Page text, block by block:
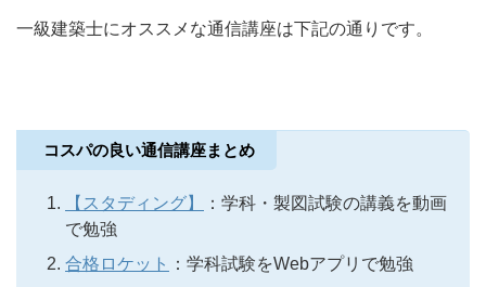
一級建築士にオススメな通信講座は下記の通りです。
コスパの良い通信講座まとめ
【スタディング】
：学科・製図試験の講義を動画
で勉強
合格ロケット
：学科試験をWebアプリで勉強